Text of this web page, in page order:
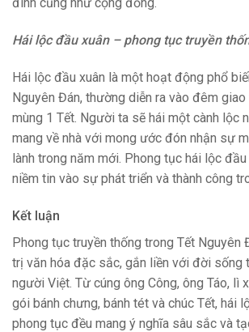
Hái lộc đầu xuân – phong tục truyền
Hái lộc đầu xuân là một hoạt động phổ
Nguyên Đán, thường diễn ra vào đêm
mùng 1 Tết. Người ta sẽ hái một cành lộc
mang về nhà với mong ước đón nhận sự
lành trong năm mới. Phong tục hái lộc
niềm tin vào sự phát triển và thành công
Kết luận
Phong tục truyền thống trong Tết Nguyên
trị văn hóa đặc sắc, gắn liền với đời sống
người Việt. Từ cúng ông Công, ông Táo, lì
gói bánh chưng, bánh tét và chúc Tết, hái
phong tục đều mang ý nghĩa sâu sắc và